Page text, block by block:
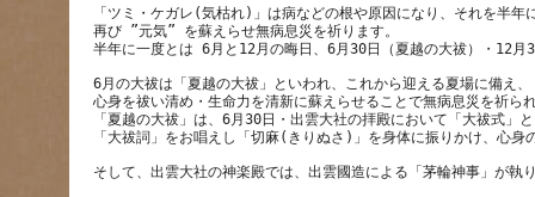
「ツミ・ケガレ(気枯れ)」は病などの根や原因になり、それを半年
再び ”元気” を蘇えらせ無病息災を祈ります。
6月の大祓は「夏越の大祓」といわれ、これから迎える夏場に備え、
心身を祓い清め・生命力を清新に蘇えらせることで無病息災を祈ら
「夏越の大祓」は、6月30日・出雲大社の拝殿において「大祓式」